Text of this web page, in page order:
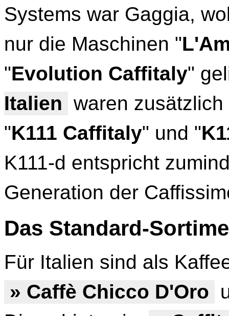
Systems war Gaggia,
nur die Maschinen "
"Evolution Caffitaly"
Italien waren
"K111 Caffitaly" und "
K111-d entspricht
Generation der
Das Standard-
Für Italien sind als
» Caffè Chicco D'Oro